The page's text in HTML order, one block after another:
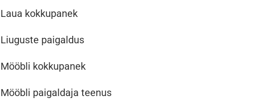
Laua kokkupanek
Liuguste paigaldus
Mööbli kokkupanek
Mööbli paigaldaja teenus